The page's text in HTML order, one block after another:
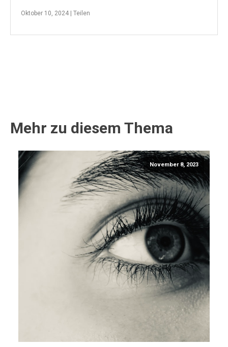
Oktober 10, 2024 | Teilen
Mehr zu diesem Thema
November 8, 2023